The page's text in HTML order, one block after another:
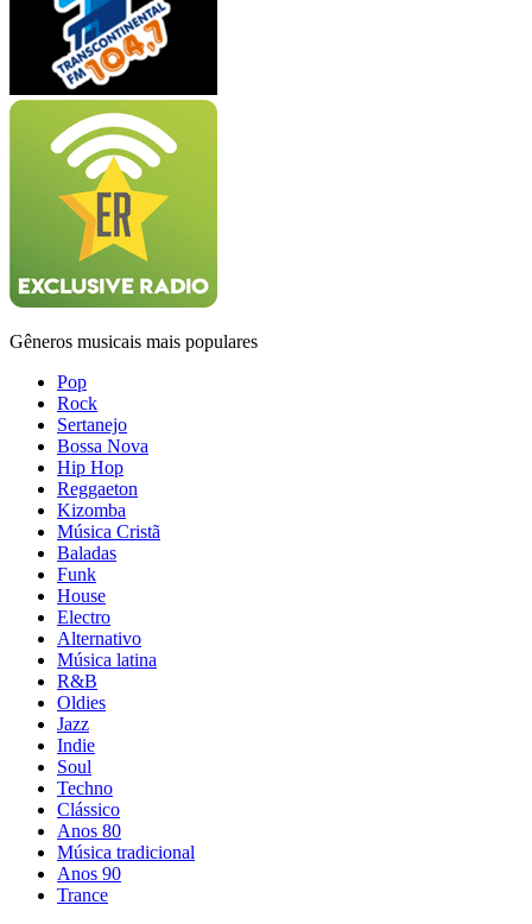
Gêneros musicais mais populares
Pop
Rock
Sertanejo
Bossa Nova
Hip Hop
Reggaeton
Kizomba
Música Cristã
Baladas
Funk
House
Electro
Alternativo
Música latina
R&B
Oldies
Jazz
Indie
Soul
Techno
Clássico
Anos 80
Música tradicional
Anos 90
Trance